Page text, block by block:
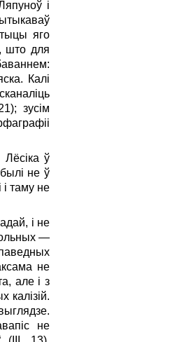
і
яго
што для
Калі
зусім
ў
не ў
і таму не
і не
—
не
але і з
калізій.
не